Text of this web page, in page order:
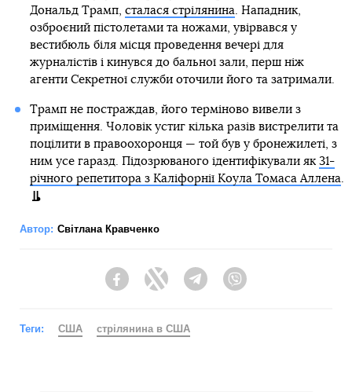
Дональд Трамп, сталася стрілянина. Нападник,
озброєний пістолетами та ножами, увірвався у
вестибюль біля місця проведення вечері для
журналістів і кинувся до бальної зали, перш ніж
агенти Секретної служби оточили його та затримали.
Трамп не постраждав, його терміново вивели з
приміщення. Чоловік устиг кілька разів вистрелити та
поцілити в правоохоронця — той був у бронежилеті, з
ним усе гаразд. Підозрюваного ідентифікували як 31-
річного репетитора з Каліфорнії Коула Томаса Аллена.
Автор: Світлана Кравченко
FacebookTwitter Telegram
Теги: США стрілянина в США